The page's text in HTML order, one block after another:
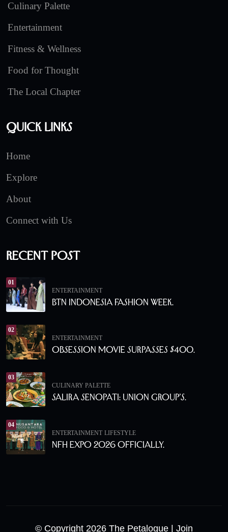
Culinary Palette
Entertainment
Fitness & Wellness
Food for Thought
The Local Chapter
Quick Links
Home
Explore
About
Connect with Us
Recent Post
01
ENTERTAINMENT
BTN Indonesia Fashion Week.
02
ENTERTAINMENT
Obsession Movie Surpasses $400.
03
CULINARY PALETTE
Salira Senopati: Union Group’s.
04
ENTERTAINMENT LIFESTYLE
NFH Expo 2026 Officially.
© Copyright 2026 The Petalogue | Join